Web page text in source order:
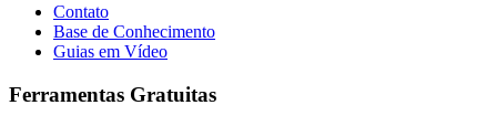
Contato
Base de Conhecimento
Guias em Vídeo
Ferramentas Gratuitas